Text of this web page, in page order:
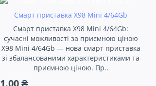
Смарт приставка X98 Mini 4/64Gb
Смарт приставка X98 Mini 4/64Gb:
сучасні можливості за приємною ціною
X98 Mini 4/64Gb — нова смарт приставка
зі збалансованими характеристиками та
приємною ціною. Пр..
1.00 ₴